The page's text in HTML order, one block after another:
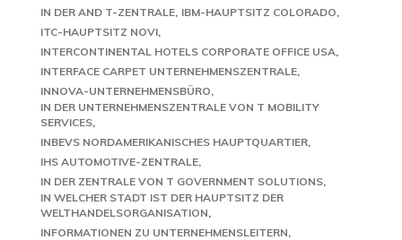
IN DER AND T-ZENTRALE IBM-HAUPTSITZ COLORADO
ITC-HAUPTSITZ NOVI
INTERCONTINENTAL HOTELS CORPORATE OFFICE USA
INTERFACE CARPET UNTERNEHMENSZENTRALE
INNOVA-UNTERNEHMENSBÜRO
IN DER UNTERNEHMENSZENTRALE VON T MOBILITY
SERVICES
INBEVS NORDAMERIKANISCHES HAUPTQUARTIER
IHS AUTOMOTIVE-ZENTRALE
IN DER ZENTRALE VON T GOVERNMENT SOLUTIONS
IN WELCHER STADT IST DER HAUPTSITZ DER
WELTHANDELSORGANISATION
INFORMATIONEN ZU UNTERNEHMENSLEITERN